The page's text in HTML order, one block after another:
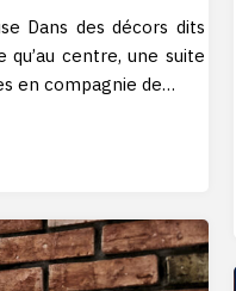
Dans des décors dits
centre, une suite
en compagnie de…